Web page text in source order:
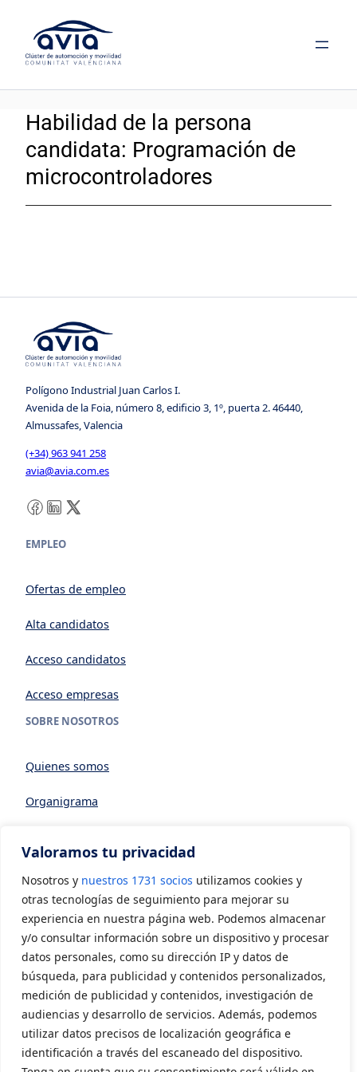
Valoramos tu privacidad
Nosotros y nuestros 1731 socios utilizamos cookies y
otras tecnologías de seguimiento para mejorar su
experiencia en nuestra página web. Podemos almacenar
y/o consultar información sobre un dispositivo y procesar
datos personales, como su dirección IP y datos de
búsqueda, para publicidad y contenidos personalizados,
medición de publicidad y contenidos, investigación de
audiencias y desarrollo de servicios. Además, podemos
utilizar datos precisos de localización geográfica e
identificación a través del escaneado del dispositivo.
contenido
Habilidad de la persona
candidata: Programación de
microcontroladores
Polígono Industrial Juan Carlos I.
Avenida de la Foia, número 8, edificio 3, 1º, puerta 2. 46440,
Almussafes, Valencia
(+34) 963 941 258
avia@avia.com.es
Facebook LinkedIn X
EMPLEO
Ofertas de empleo
Alta candidatos
Acceso candidatos
Acceso empresas
SOBRE NOSOTROS
Quienes somos
Organigrama
Asociarse a AVIA
CONTACTO
Contacto
LEGAL
Aviso Legal
Política de privacidad